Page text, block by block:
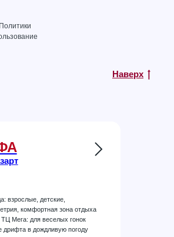
Политики
Наверх
взрослые, детские,
комфортная зона отдыха
Мега: для веселых гонок
дрифта в дождливую погоду